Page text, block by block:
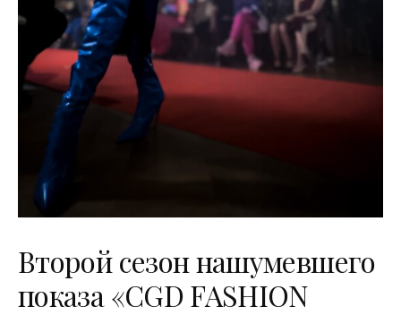
Второй сезон нашумевшего
показа «CGD FASHION